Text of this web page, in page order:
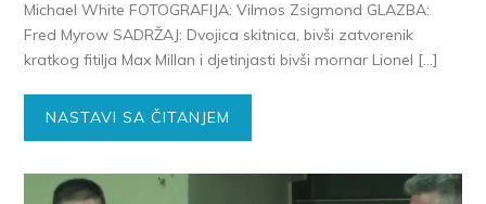
Michael White FOTOGRAFIJA: Vilmos Zsigmond GLAZBA:
Fred Myrow SADRŽAJ: Dvojica skitnica, bivši zatvorenik
kratkog fitilja Max Millan i djetinjasti bivši mornar Lionel […]
NASTAVI SA ČITANJEM